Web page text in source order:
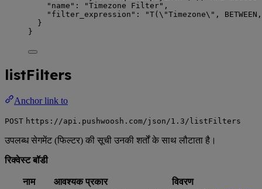
"name" : "Timezone Filter" ,
"filter_expression" : "T( \"Timezone\" ,
}
}
listFilters
Anchor link to
POST https://api.pushwoosh.com/json/1.3/listFilters
उपलब्ध सेगमेंट (फिल्टर) की सूची उनकी शर्तों के साथ लौटाता है।
रिक्वेस्ट बॉडी
नाम आवश्यक प्रकार
विवरण